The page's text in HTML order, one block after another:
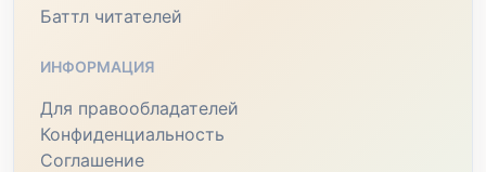
Баттл читателей
ИНФОРМАЦИЯ
Для правообладателей
Конфиденциальность
Соглашение